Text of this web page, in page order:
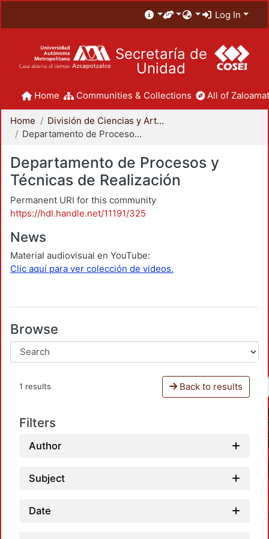
Log In
Secretaría de
Unidad
Home Communities & Collections All of
Home
División de Ciencias y Artes para el Diseño
Departamento de Procesos y Técnicas de Realización
Departamento de Procesos y
Técnicas de Realización
Permanent URI for this community
https://hdl.handle.net/11191/325
News
Material audiovisual en YouTube:
Clic aquí para ver colección de videos.
Browse
1 results Back to results
Filters
Author
Subject
Date